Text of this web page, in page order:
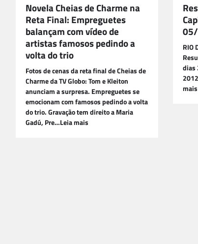
Novela Cheias de Charme na
Reta Final: Empreguetes
balançam com vídeo de
artistas famosos pedindo a
volta do trio
Fotos de cenas da reta final de Cheias de
Charme da TV Globo: Tom e Kleiton
anunciam a surpresa. Empreguetes se
emocionam com famosos pedindo a volta
do trio. Gravação tem direito a Maria
Gadú, Pre…Leia mais
RIO
dias
mais